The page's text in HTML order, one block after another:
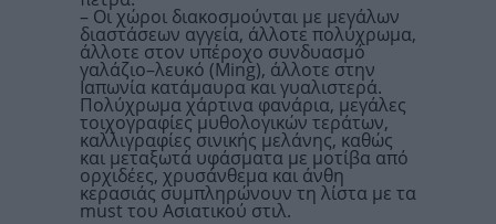
– Οι χώροι διακοσμούνται με μεγάλων
διαστάσεων αγγεία, άλλοτε πολύχρωμα,
άλλοτε στον υπέροχο συνδυασμό
γαλάζιο–λευκό (Ming), άλλοτε στην
Ιαπωνία κατάμαυρα και γυαλιστερά.
Πολύχρωμα χάρτινα φανάρια, μεγάλες
τοιχογραφίες μυθολογικών τεράτων,
καλλιγραφίες σινικής μελάνης, καθώς
και μεταξωτά υφάσματα με μοτίβα από
ορχιδέες, χρυσάνθεμα και άνθη
κερασιάς συμπληρώνουν τη λίστα με τα
must του Ασιατικού στιλ.